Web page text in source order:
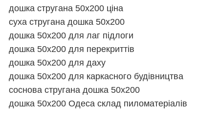
дошка стругана 50х200 ціна
суха стругана дошка 50х200
дошка 50х200 для лаг підлоги
дошка 50х200 для перекриттів
дошка 50х200 для даху
дошка 50х200 для каркасного будівництва
соснова стругана дошка 50х200
дошка 50х200 Одеса склад пиломатеріалів